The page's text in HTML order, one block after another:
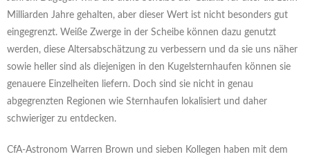
Milliarden Jahre gehalten, aber dieser Wert ist nicht besonders gut
eingegrenzt. Weiße Zwerge in der Scheibe können dazu genutzt
werden, diese Altersabschätzung zu verbessern und da sie uns näher
sowie heller sind als diejenigen in den Kugelsternhaufen können sie
genauere Einzelheiten liefern. Doch sind sie nicht in genau
abgegrenzten Regionen wie Sternhaufen lokalisiert und daher
schwieriger zu entdecken.
CfA-Astronom Warren Brown und sieben Kollegen haben mit dem